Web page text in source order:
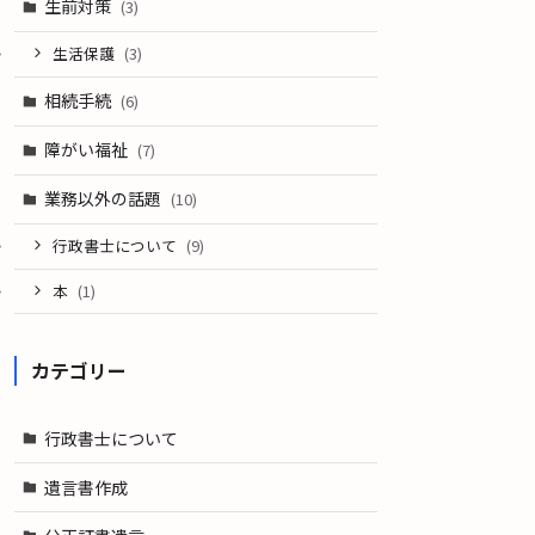
生前対策 (3)
生活保護 (3)
相続手続 (6)
障がい福祉 (7)
業務以外の話題 (10)
行政書士について (9)
本 (1)
カテゴリー
行政書士について
遺言書作成